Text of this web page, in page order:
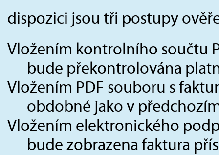
dispozici jsou tři postupy
Vložením kontrolního součtu
bude překontrolována
Vložením PDF souboru s
obdobné jako v
Vložením elektronického
bude zobrazena faktura